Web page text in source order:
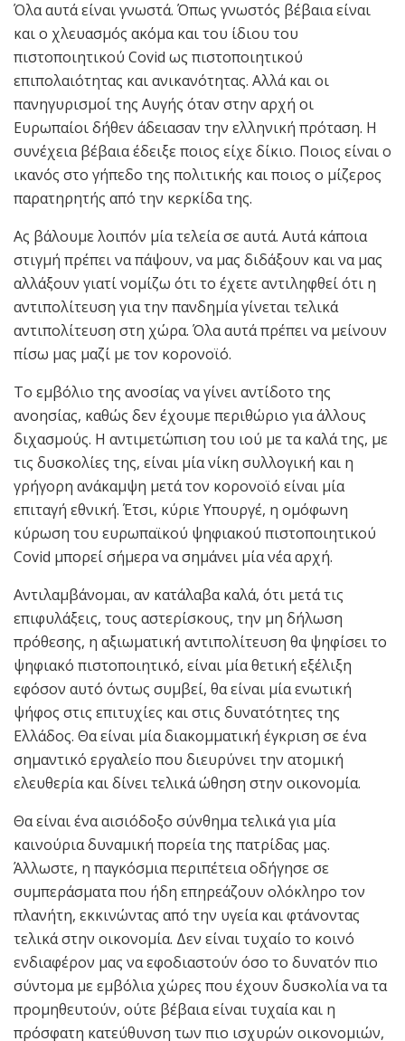
Όλα αυτά είναι γνωστά. Όπως γνωστός βέβαια είναι
και ο χλευασμός ακόμα και του ίδιου του
πιστοποιητικού Covid ως πιστοποιητικού
επιπολαιότητας και ανικανότητας. Αλλά και οι
πανηγυρισμοί της Αυγής όταν στην αρχή οι
Ευρωπαίοι δήθεν άδειασαν την ελληνική πρόταση. Η
συνέχεια βέβαια έδειξε ποιος είχε δίκιο. Ποιος είναι ο
ικανός στο γήπεδο της πολιτικής και ποιος ο μίζερος
παρατηρητής από την κερκίδα της.
Ας βάλουμε λοιπόν μία τελεία σε αυτά. Αυτά κάποια
στιγμή πρέπει να πάψουν, να μας διδάξουν και να μας
αλλάξουν γιατί νομίζω ότι το έχετε αντιληφθεί ότι η
αντιπολίτευση για την πανδημία γίνεται τελικά
αντιπολίτευση στη χώρα. Όλα αυτά πρέπει να μείνουν
πίσω μας μαζί με τον κορονοϊό.
Το εμβόλιο της ανοσίας να γίνει αντίδοτο της
ανοησίας, καθώς δεν έχουμε περιθώριο για άλλους
διχασμούς. Η αντιμετώπιση του ιού με τα καλά της, με
τις δυσκολίες της, είναι μία νίκη συλλογική και η
γρήγορη ανάκαμψη μετά τον κορονοϊό είναι μία
επιταγή εθνική. Έτσι, κύριε Υπουργέ, η ομόφωνη
κύρωση του ευρωπαϊκού ψηφιακού πιστοποιητικού
Covid μπορεί σήμερα να σημάνει μία νέα αρχή.
Αντιλαμβάνομαι, αν κατάλαβα καλά, ότι μετά τις
επιφυλάξεις, τους αστερίσκους, την μη δήλωση
πρόθεσης, η αξιωματική αντιπολίτευση θα ψηφίσει το
ψηφιακό πιστοποιητικό, είναι μία θετική εξέλιξη
εφόσον αυτό όντως συμβεί, θα είναι μία ενωτική
ψήφος στις επιτυχίες και στις δυνατότητες της
Ελλάδος. Θα είναι μία διακομματική έγκριση σε ένα
σημαντικό εργαλείο που διευρύνει την ατομική
ελευθερία και δίνει τελικά ώθηση στην οικονομία.
Θα είναι ένα αισιόδοξο σύνθημα τελικά για μία
καινούρια δυναμική πορεία της πατρίδας μας.
Άλλωστε, η παγκόσμια περιπέτεια οδήγησε σε
συμπεράσματα που ήδη επηρεάζουν ολόκληρο τον
πλανήτη, εκκινώντας από την υγεία και φτάνοντας
τελικά στην οικονομία. Δεν είναι τυχαίο το κοινό
ενδιαφέρον μας να εφοδιαστούν όσο το δυνατόν πιο
σύντομα με εμβόλια χώρες που έχουν δυσκολία να τα
προμηθευτούν, ούτε βέβαια είναι τυχαία και η
πρόσφατη κατεύθυνση των πιο ισχυρών οικονομιών,